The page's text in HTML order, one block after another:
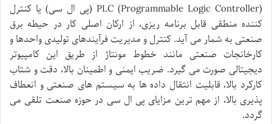
PLC (Programmable Logic Controller) (پی ال سی) یا کنترل
کننده منطقی قابل برنامه ریزی، از ارکان اصلی کار در حیطه برق
صنعتی به شمار می آید. کنترل و مدیریت فرآیندهای تولیدی واحدها و
کارخانجات صنعتی مانند خطوط مونتاژ از طریق این کامپیوتر
دیجیتالی صورت می گیرد. ضریب ایمنی و اطمینان بالا، دقت و شتاب
کارکرد بالا، قابلیت انتقال داده ها به سیستم های صنعتی و انعطاف
پذیری بالا، از مهم ترین مزایای پی ال سی در حوزه صنعت تلقی می
گردد.